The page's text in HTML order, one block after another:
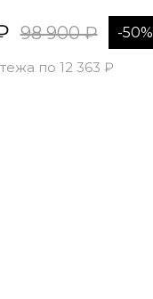
98 900 ₽ -50%
по 12 363 ₽